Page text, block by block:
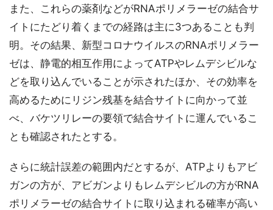
また、これらの薬剤などがRNAポリメラーゼの結合サ
イトにたどり着くまでの経路は主に3つあることも判
明。その結果、新型コロナウイルスのRNAポリメラー
ゼは、静電的相互作用によってATPやレムデシビルな
どを取り込んでいることが示されたほか、その効率を
高めるためにリジン残基を結合サイトに向かって並
べ、バケツリレーの要領で結合サイトに運んでいるこ
とも確認されたとする。
さらに統計誤差の範囲内だとするが、ATPよりもアビ
ガンの方が、アビガンよりもレムデシビルの方がRNA
ポリメラーゼの結合サイトに取り込まれる確率が高い